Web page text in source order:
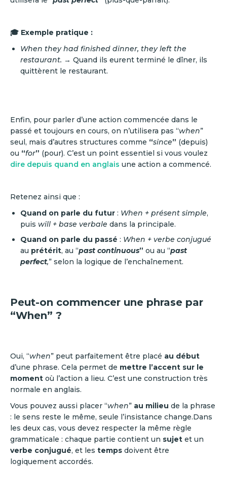
🎓 Exemple pratique :
When they had finished dinner, they left the
restaurant. → Quand ils eurent terminé le dîner, ils
quittèrent le restaurant.
Enfin, pour parler d’une action commencée dans le
passé et toujours en cours, on n’utilisera pas “when”
seul, mais d’autres structures comme “since” (depuis)
ou “for” (pour). C’est un point essentiel si vous voulez
dire depuis quand en anglais une action a commencé.
Retenez ainsi que :
Quand on parle du futur : When + présent simple,
puis will + base verbale dans la principale.
Quand on parle du passé : When + verbe conjugué
au prétérit, au “past continuous” ou au “past
perfect,” selon la logique de l’enchaînement.
Peut-on commencer une phrase par
“When” ?
Oui, “when” peut parfaitement être placé au début
d’une phrase. Cela permet de mettre l’accent sur le
moment où l’action a lieu. C’est une construction très
normale en anglais.
Vous pouvez aussi placer “when” au milieu de la phrase
: le sens reste le même, seule l’insistance change.Dans
les deux cas, vous devez respecter la même règle
grammaticale : chaque partie contient un sujet et un
verbe conjugué, et les temps doivent être
logiquement accordés.